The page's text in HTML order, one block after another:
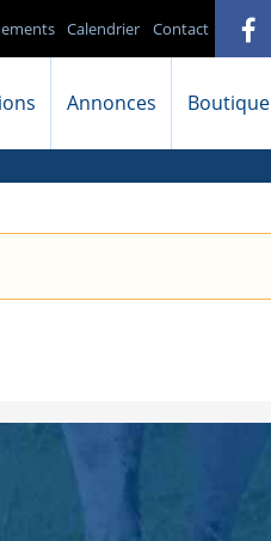
Contact
Calendrier
Annonces Boutique